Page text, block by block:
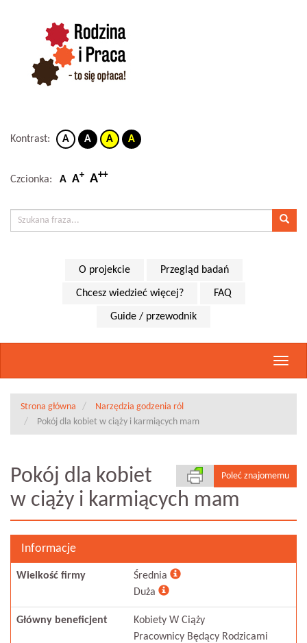
Kontrast: A A A A
Czcionka: A A+ A++
O projekcie Przegląd badań
Chcesz wiedzieć więcej? FAQ
Guide / przewodnik
Strona główna
Narzędzia godzenia ról
Pokój dla kobiet w ciąży i karmiących mam
Poleć znajomemu
Pokój dla kobiet
w ciąży i karmiących mam
Informacje
Wielkość firmy
Średnia
Duża
Główny beneficjent
Kobiety W Ciąży
Pracownicy Będący Rodzicami